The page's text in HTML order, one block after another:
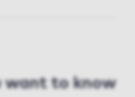
want to know